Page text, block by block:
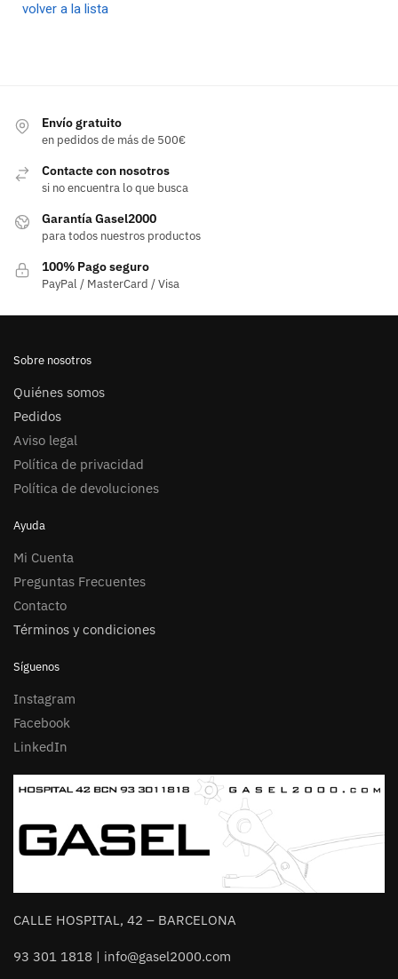
volver a la lista
Envío gratuito
en pedidos de más de 500€
Contacte con nosotros
si no encuentra lo que busca
Garantía Gasel2000
para todos nuestros productos
100% Pago seguro
PayPal / MasterCard / Visa
Sobre nosotros
Quiénes somos
Pedidos
Aviso legal
Política de privacidad
Política de devoluciones
Ayuda
Mi Cuenta
Preguntas Frecuentes
Contacto
Términos y condiciones
Síguenos
Instagram
Facebook
LinkedIn
CALLE HOSPITAL, 42 – BARCELONA
93 301 1818 | info@gasel2000.com